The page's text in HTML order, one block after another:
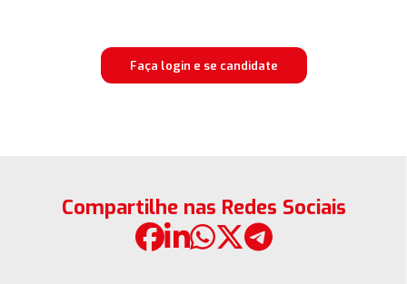
Faça login e se candidate
Compartilhe nas Redes Sociais